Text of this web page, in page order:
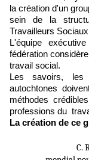
la création d'un
sein de la
Travailleurs
L'équipe
fédération
travail social.
Les savoirs, les
autochtones
méthodes
professions du
La création de ce
C.